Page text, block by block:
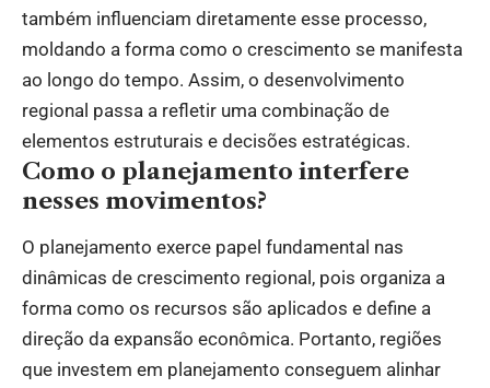
também influenciam diretamente esse processo,
moldando a forma como o crescimento se manifesta
ao longo do tempo. Assim, o desenvolvimento
regional passa a refletir uma combinação de
elementos estruturais e decisões estratégicas.
Como o planejamento interfere
nesses movimentos?
O planejamento exerce papel fundamental nas
dinâmicas de crescimento regional, pois organiza a
forma como os recursos são aplicados e define a
direção da expansão econômica. Portanto, regiões
que investem em planejamento conseguem alinhar